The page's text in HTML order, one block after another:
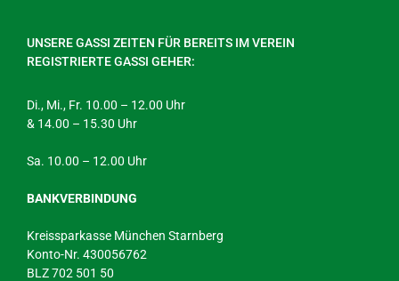
UNSERE GASSI ZEITEN FÜR BEREITS IM VEREIN
REGISTRIERTE GASSI GEHER:
Di., Mi., Fr. 10.00 – 12.00 Uhr
& 14.00 – 15.30 Uhr
Sa. 10.00 – 12.00 Uhr
BANKVERBINDUNG
Kreissparkasse München Starnberg
Konto-Nr. 430056762
BLZ 702 501 50